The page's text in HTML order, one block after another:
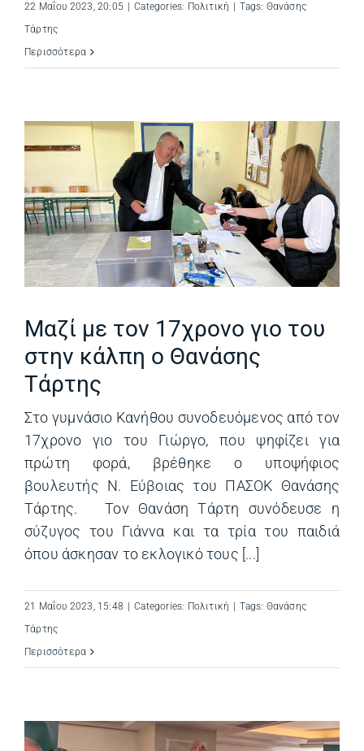
22 Μαΐου 2023, 20:05 Categories: Πολιτική Tags: Θανάσης
Τάρτης
Περισσότερα
Μαζί με τον 17χρονο γιο του
στην κάλπη ο Θανάσης
Τάρτης
Στο γυμνάσιο Κανήθου συνοδευόμενος από τον
17χρονο γιο του Γιώργο, που ψηφίζει για
πρώτη φορά, βρέθηκε ο υποψήφιος
βουλευτής Ν. Εύβοιας του ΠΑΣΟΚ Θανάσης
Τάρτης. Τον Θανάση Τάρτη συνόδευσε η
σύζυγος του Γιάννα και τα τρία του παιδιά
όπου άσκησαν το εκλογικό τους [...]
21 Μαΐου 2023, 15:48 Categories: Πολιτική Tags: Θανάσης
Τάρτης
Περισσότερα